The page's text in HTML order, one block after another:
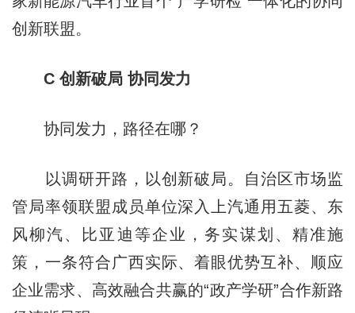
创新联盟。
C 创新破局 协同发力
协同发力，路径在哪？
以调研开路，以创新破局。自治区市场监
管局率领联盟成员单位深入上汽通用五菱、东
风柳汽、比亚迪等企业，务实谋划、精准施
策，一条符合广西实际、着眼优势互补、顺应
企业需求、高效融合共赢的“政产学研”合作新路